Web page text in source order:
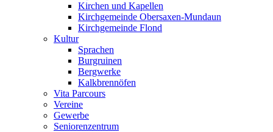
Kirchen und Kapellen
Kirchgemeinde Obersaxen-Mundaun
Kirchgemeinde Flond
Kultur
Sprachen
Burgruinen
Bergwerke
Kalkbrennöfen
Vita Parcours
Vereine
Gewerbe
Seniorenzentrum